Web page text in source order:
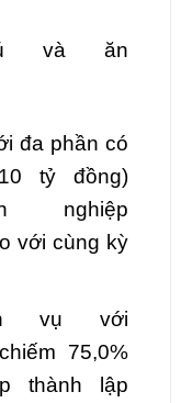
và ăn
đa phần có
tỷ đồng)
nghiệp
với cùng kỳ
vụ với
75,0%
thành lập